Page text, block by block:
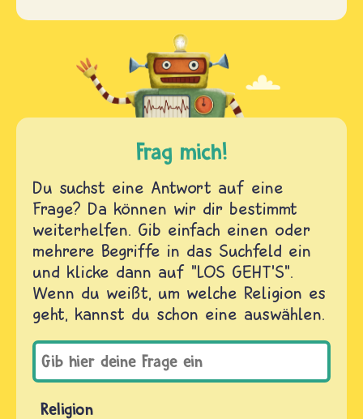
Frag mich!
Du suchst eine Antwort auf eine
Frage? Da können wir dir bestimmt
weiterhelfen. Gib einfach einen oder
mehrere Begriffe in das Suchfeld ein
und klicke dann auf "LOS GEHT'S".
Wenn du weißt, um welche Religion es
geht, kannst du schon eine auswählen.
Religion